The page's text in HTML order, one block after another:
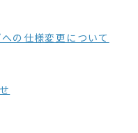
の仕様変更について